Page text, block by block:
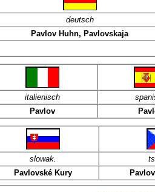
deutsch
Pavlov Huhn, Pavlovskaja
italienisch
Pavlov
slowak.
Pavlovské Kury